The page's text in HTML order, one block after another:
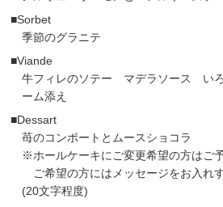
■Sorbet
季節のグラニテ
■Viande
牛フィレのソテー マデラソース いろ
ーム添え
■Dessart
苺のコンポートとムースショコラ
※ホールケーキにご変更希望の方はご
ご希望の方にはメッセージをお入れ
(20文字程度)